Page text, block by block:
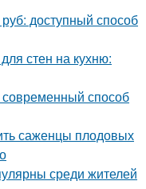
доступный способ
стен на кухню:
способ
саженцы плодовых
среди жителей